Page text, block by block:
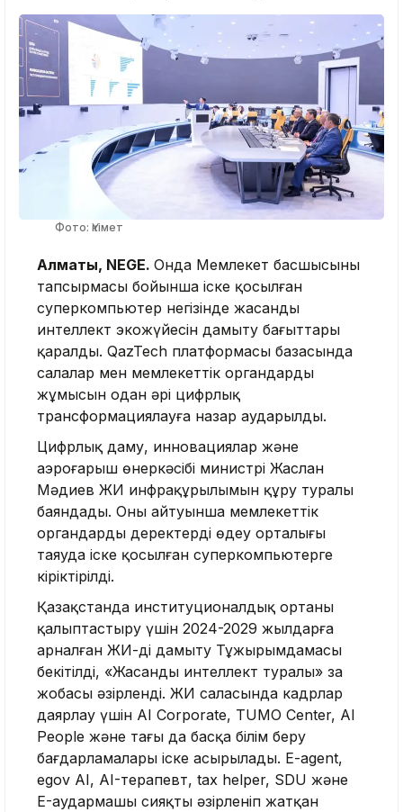
Фото: Үкімет
Алматы, NEGE. Онда Мемлекет басшысының
тапсырмасы бойынша іске қосылған
суперкомпьютер негізінде жасанды
интеллект экожүйесін дамыту бағыттары
қаралды. QazTech платформасы базасында
салалар мен мемлекеттік органдардың
жұмысын одан әрі цифрлық
трансформациялауға назар аударылды.
Цифрлық даму, инновациялар және
аэроғарыш өнеркәсібі министрі Жаслан
Мәдиев ЖИ инфрақұрылымын құру туралы
баяндады. Оның айтуынша мемлекеттік
органдардың деректерді өңдеу орталығы
таяуда іске қосылған суперкомпьютерге
кіріктірілді.
Қазақстанда институционалдық ортаны
қалыптастыру үшін 2024-2029 жылдарға
арналған ЖИ-ді дамыту Тұжырымдамасы
бекітілді, «Жасанды интеллект туралы» заң
жобасы әзірленді. ЖИ саласында кадрлар
даярлау үшін AI Corporate, TUMO Center, AI
People және тағы да басқа білім беру
бағдарламалары іске асырылады. E-agent,
egov AI, AI-терапевт, tax helper, SDU және
E-аудармашы сияқты әзірленіп жатқан